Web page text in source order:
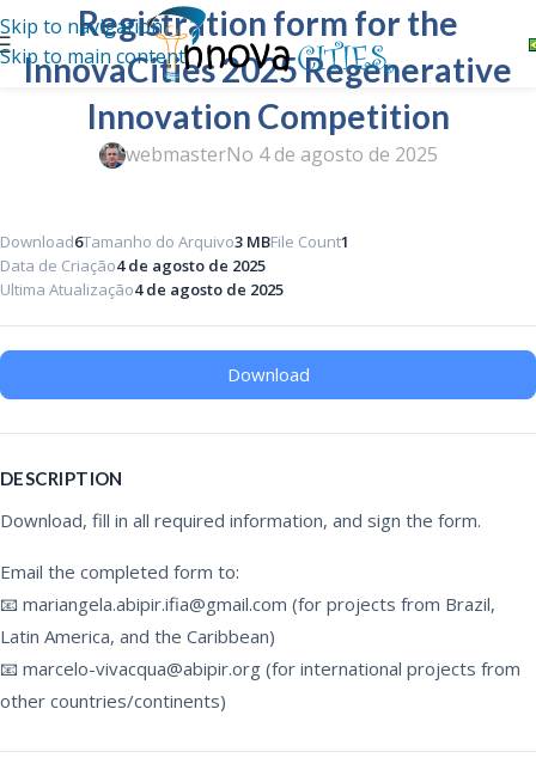
Skip to navigation
Skip to main content
Registration form for the
InnovaCities 2025 Regenerative
Innovation Competition
webmasterNo 4 de agosto de 2025
Download6Tamanho do Arquivo3 MBFile Count1
Data de Criação4 de agosto de 2025
Ultima Atualização4 de agosto de 2025
Download
DESCRIPTION
Download, fill in all required information, and sign the form.
Email the completed form to:
📧 mariangela.abipir.ifia@gmail.com (for projects from Brazil,
Latin America, and the Caribbean)
📧 marcelo-vivacqua@abipir.org (for international projects from
other countries/continents)